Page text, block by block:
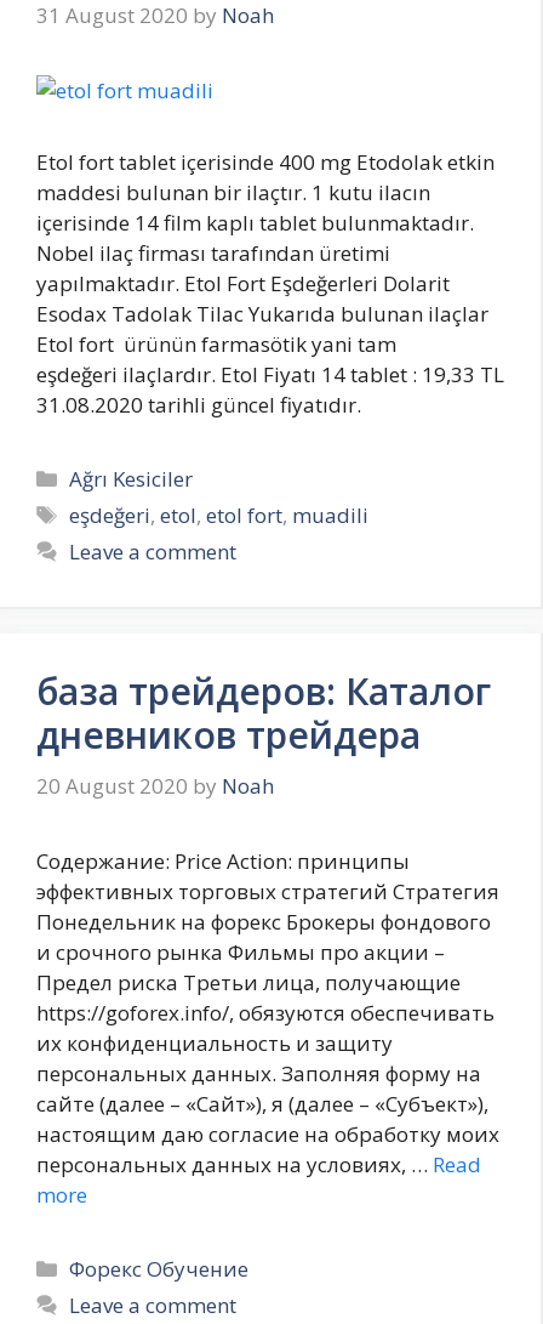
31 August 2020 by Noah
Etol fort tablet içerisinde 400 mg Etodolak etkin
maddesi bulunan bir ilaçtır. 1 kutu ilacın
içerisinde 14 film kaplı tablet bulunmaktadır.
Nobel ilaç firması tarafından üretimi
yapılmaktadır. Etol Fort Eşdeğerleri Dolarit
Esodax Tadolak Tilac Yukarıda bulunan ilaçlar
Etol fort ürünün farmasötik yani tam
eşdeğeri ilaçlardır. Etol Fiyatı 14 tablet : 19,33 TL
31.08.2020 tarihli güncel fiyatıdır.
Categories
Ağrı Kesiciler
Tags
eşdeğeri,etol,etol fort, muadili
Leave a comment
база трейдеров: Каталог
дневников трейдера
20 August 2020 by Noah
Содержание: Price Action: принципы
эффективных торговых стратегий Стратегия
Понедельник на форекс Брокеры фондового
и срочного рынка Фильмы про акции –
Предел риска Третьи лица, получающие
https://goforex.info/, обязуются обеспечивать
их конфиденциальность и защиту
персональных данных. Заполняя форму на
сайте (далее – «Сайт»), я (далее – «Субъект»),
настоящим даю согласие на обработку моих
персональных данных на условиях, … Read
more
Categories
Форекс Обучение
Leave a comment